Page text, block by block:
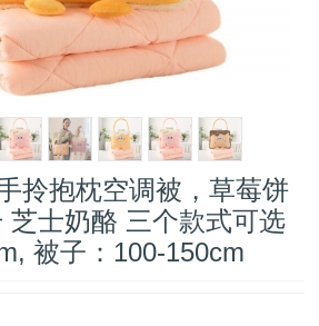
拎抱枕空调被，草莓饼
芝士奶酪 三个款式可选
被子：100-150cm